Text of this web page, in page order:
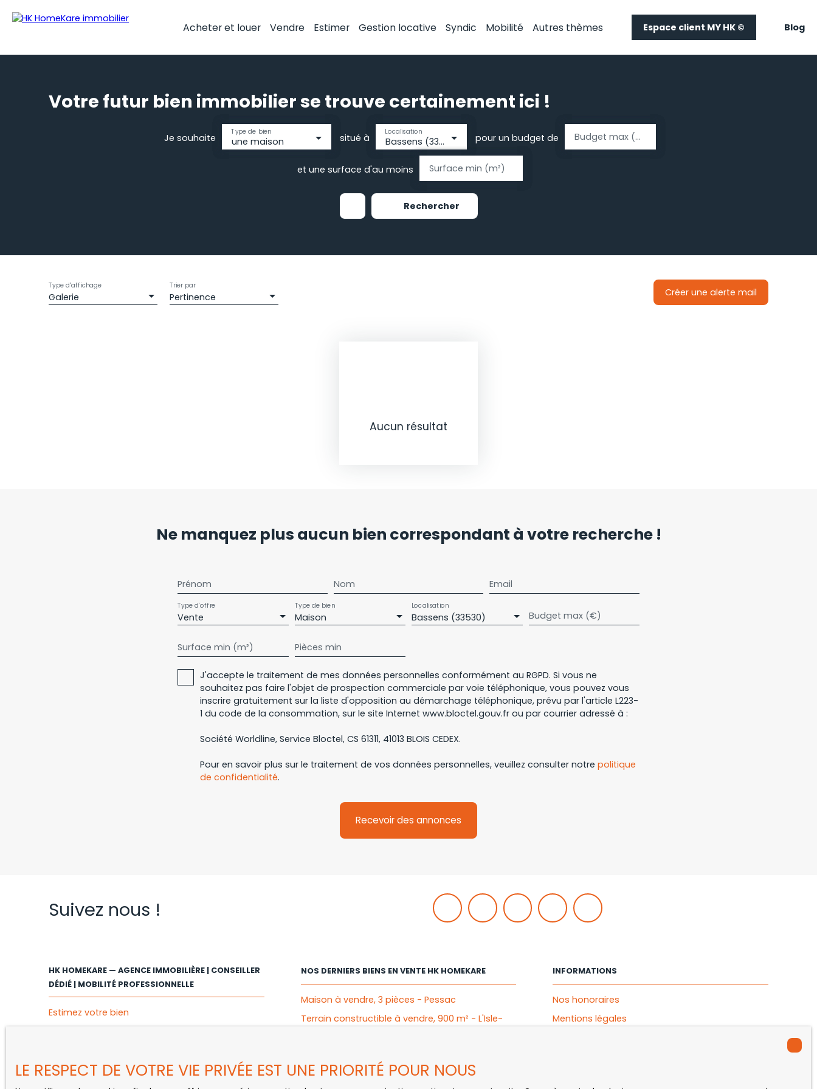
Acheter et louer Vendre Estimer Gestion locative Syndic Mobilité Autres thèmes Espace client MY HK © Blog
Votre futur bien immobilier se trouve certainement ici !
Je souhaite une maison
Type de bien
situé à Bassens (33530)
Localisation
pour un budget de Budget max (€)
et une surface d'au moins Surface min (m²)
Rechercher
Galerie
Type d'affichage
Pertinence
Trier par
Créer une alerte mail
Aucun résultat
Ne manquez plus aucun bien correspondant à votre recherche !
Prénom Nom Email
Vente
Type d'offre
Maison
Type de bien
Bassens (33530)
Localisation
Budget max (€)
Surface min (m²) Pièces min
J'accepte le traitement de mes données personnelles conformément au RGPD. Si vous ne
souhaitez pas faire l'objet de prospection commerciale par voie téléphonique, vous pouvez vous
inscrire gratuitement sur la liste d'opposition au démarchage téléphonique, prévu par l'article L223-
1 du code de la consommation, sur le site Internet www.bloctel.gouv.fr ou par courrier adressé à :
Société Worldline, Service Bloctel, CS 61311, 41013 BLOIS CEDEX.
Pour en savoir plus sur le traitement de vos données personnelles, veuillez consulter notre politique
de confidentialité.
Recevoir des annonces
Suivez nous !
HK HOMEKARE — AGENCE IMMOBILIÈRE | CONSEILLER
DÉDIÉ | MOBILITÉ PROFESSIONNELLE
Estimez votre bien
Gestion locative
NOS DERNIERS BIENS EN VENTE HK HOMEKARE
Maison à vendre, 3 pièces - Pessac
Terrain constructible à vendre, 900 m² - L'Isle-
Appartement à vendre, 2 pièces - Mérignac
INFORMATIONS
Nos honoraires
Mentions légales
LE RESPECT DE VOTRE VIE PRIVÉE EST UNE PRIORITÉ POUR NOUS